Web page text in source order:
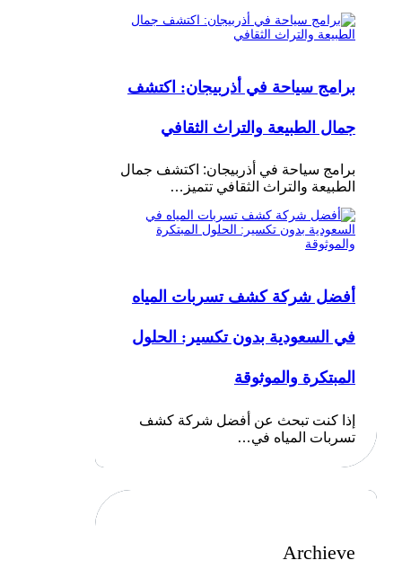
برامج سياحة في أذربيجان: اكتشف
جمال الطبيعة والتراث الثقافي
برامج سياحة في أذربيجان: اكتشف جمال
الطبيعة والتراث الثقافي تتميز…
أفضل شركة كشف تسربات المياه
في السعودية بدون تكسير: الحلول
المبتكرة والموثوقة
إذا كنت تبحث عن أفضل شركة كشف
تسربات المياه في…
Archieve